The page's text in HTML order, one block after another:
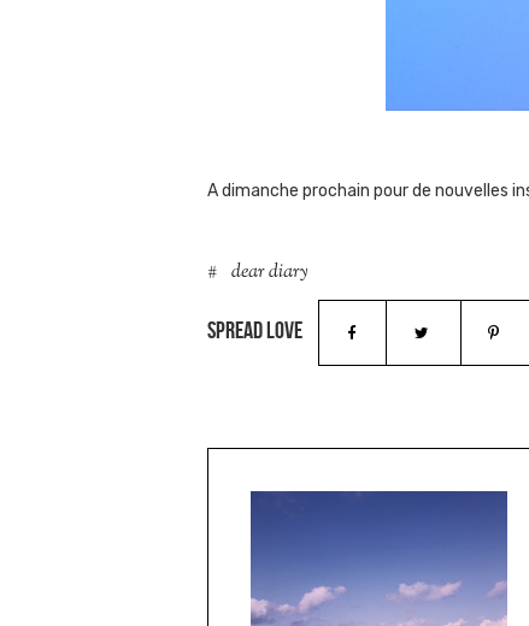
A dimanche prochain pour de nouvelles
dear diary